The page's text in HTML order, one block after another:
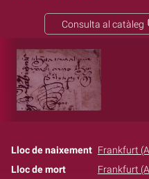
Consulta al catàleg
Lloc de naixement Frankfurt
Lloc de mort
Frankfurt